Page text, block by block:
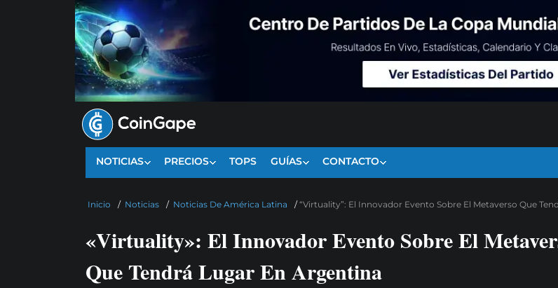
NOTICIAS PRECIOS TOPS GUÍAS CONTACTO
Inicio / Noticias / Noticias De América Latina /“Virtuality”: El Innovador Evento Sobre El Metaverso Que
«Virtuality»: El Innovador Evento Sobre El
Que Tendrá Lugar En Argentina